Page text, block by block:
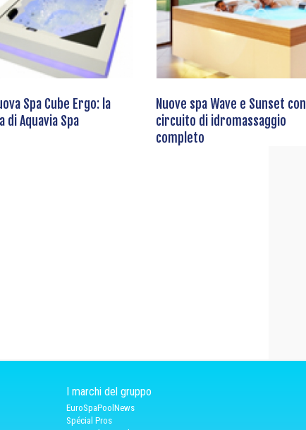
Spa Cube Ergo: la
di Aquavia Spa
Nuove spa Wave e Sunset con
circuito di idromassaggio
completo
I marchi del gruppo
EuroSpaPoolNews
Spécial Pros